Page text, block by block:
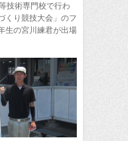
技術専門校で行わ
くり競技大会」のフ
生の宮川練君が出場